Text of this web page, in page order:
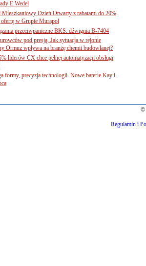
E.Wedel
Mieszkaniowy Dzień Otwarty z rabatami do 20%
ofertę w Grupie Murapol
przeciwpaniczne BKS: dźwignia B-7404
pod presją. Jak sytuacja w rejonie
Ormuz wpływa na branżę chemii budowlanej?
liderów CX chce pełnej automatyzacji obsługi
formy, precyzja technologii. Nowe baterie Kay i
©
Regulamin i